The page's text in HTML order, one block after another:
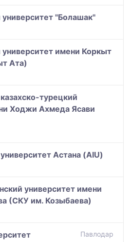
"Болашак"
имени Коркыт
Ата)
турецкий
Ходжи Ахмеда Ясави
Астана (AIU)
университет имени
(СКУ им. Козыбаева)
Павлодар